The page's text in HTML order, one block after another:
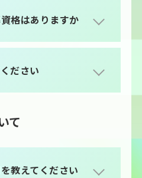
格はありますか
ださい
て
教えてください